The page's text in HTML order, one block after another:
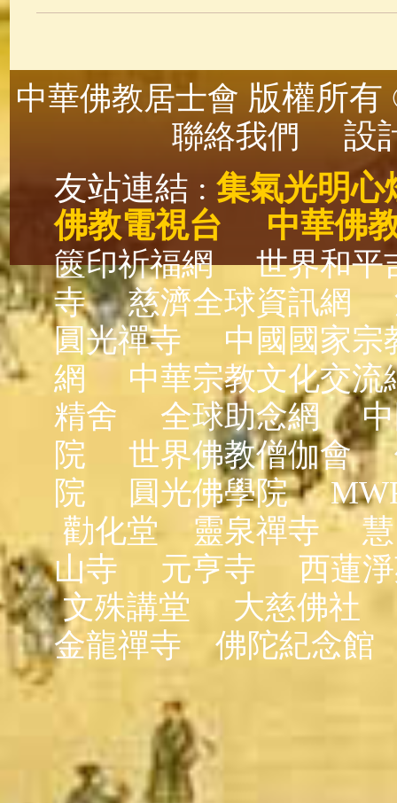
中華佛教居士會 版權所
聯絡我們
設
友站連結 : 集氣光明心
佛教電視台
中華佛
篋印祈福網
世界和平
寺
慈濟全球資訊網
圓光禪寺
中國國家宗
網
中華宗教文化交流
精舍
全球助念網
院
世界佛教僧伽會
院
圓光佛學院
勸化堂
靈泉禪寺
山寺
元亨寺
西蓮
文殊講堂
大慈佛社
金龍禪寺
佛陀紀念館